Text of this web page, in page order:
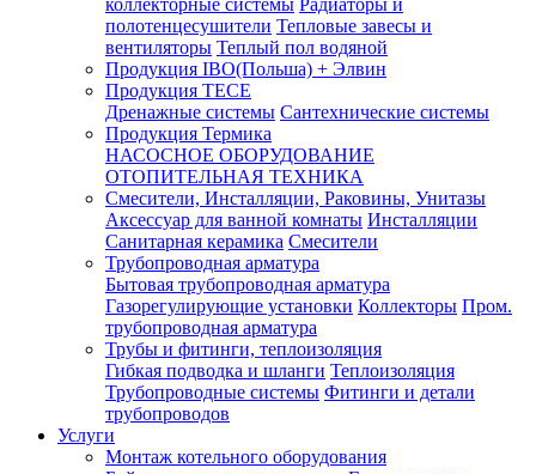
коллекторные системы Радиаторы и
полотенцесушители Тепловые завесы и
вентиляторы Теплый пол водяной
Продукция IBO(Польша) + Элвин
Продукция TECE
Дренажные системы Сантехнические системы
Продукция Термика
НАСОСНОЕ ОБОРУДОВАНИЕ
ОТОПИТЕЛЬНАЯ ТЕХНИКА
Смесители, Инсталляции, Раковины, Унитазы
Аксессуар для ванной комнаты Инсталляции
Санитарная керамика Смесители
Трубопроводная арматура
Бытовая трубопроводная арматура
Газорегулирующие установки Коллекторы Пром.
трубопроводная арматура
Трубы и фитинги, теплоизоляция
Гибкая подводка и шланги Теплоизоляция
Трубопроводные системы Фитинги и детали
трубопроводов
Услуги
Монтаж котельного оборудования